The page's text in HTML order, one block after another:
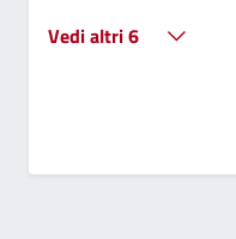
Vedi altri 6